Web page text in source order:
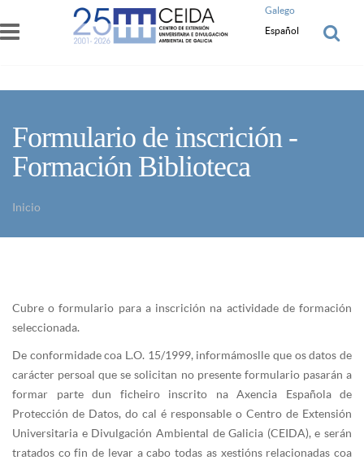
Pasar al contenido principal
Galego
Español
Formulario de inscrición -
Formación Biblioteca
Inicio
Cubre o formulario para a inscrición na actividade de formación
seleccionada.
De conformidade coa L.O. 15/1999, informámoslle que os datos de
carácter persoal que se solicitan no presente formulario pasarán a
formar parte dun ficheiro inscrito na Axencia Española de
Protección de Datos, do cal é responsable o Centro de Extensión
Universitaria e Divulgación Ambiental de Galicia (CEIDA), e serán
tratados co fin de levar a cabo todas as xestións relacionadas coa